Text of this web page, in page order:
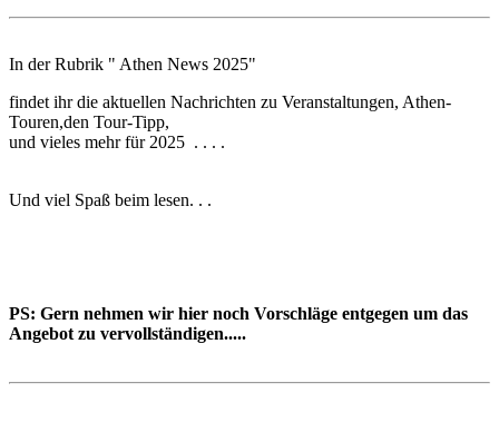
In der Rubrik " Athen News 2025"
findet ihr die aktuellen Nachrichten zu Veranstaltungen, Athen-
Touren,den Tour-Tipp,
und vieles mehr für 2025 . . . .
Und viel Spaß beim lesen. . .
PS: Gern nehmen wir hier noch Vorschläge entgegen um das
Angebot zu vervollständigen.....